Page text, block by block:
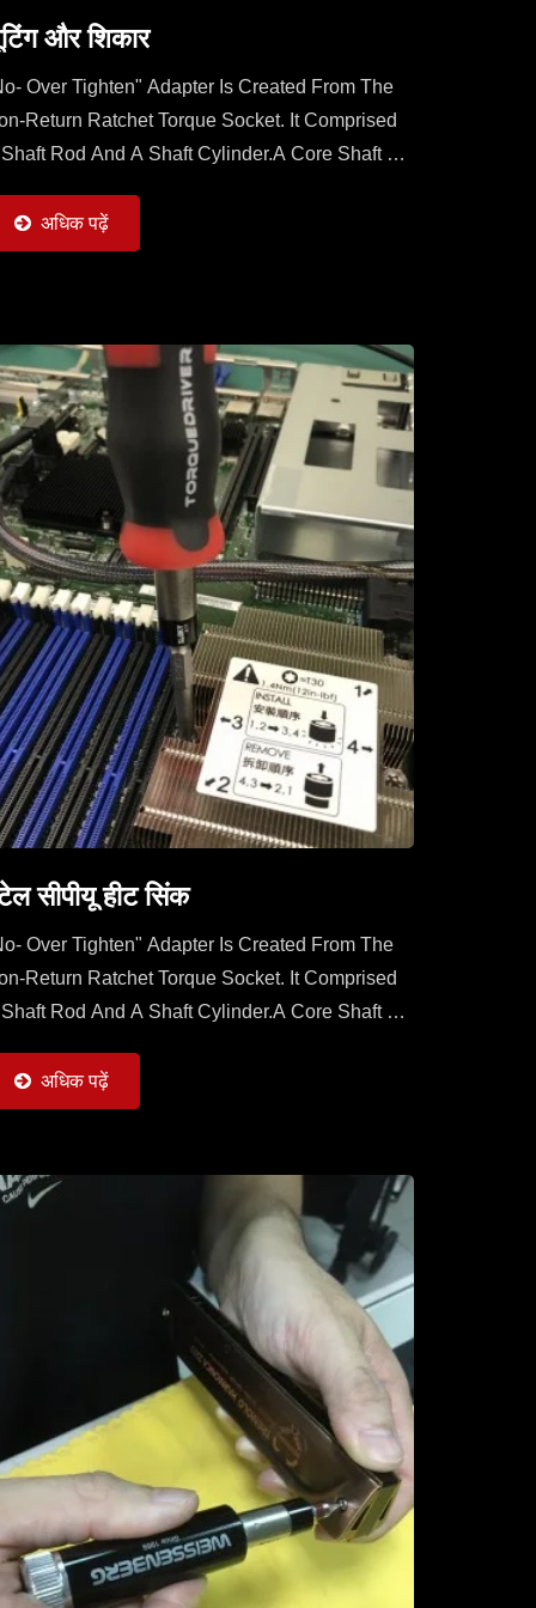
और शिकार
Over Tighten" Adapter Is Created From The
Return Ratchet Torque Socket. It Comprised
Rod And A Shaft Cylinder.A Core Shaft Of
अधिक पढ़ें
सीपीयू हीट सिंक
Over Tighten" Adapter Is Created From The
Return Ratchet Torque Socket. It Comprised
Rod And A Shaft Cylinder.A Core Shaft Of
अधिक पढ़ें